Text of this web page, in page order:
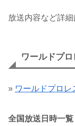
放送内容など詳
ワールドプ
» ワールドプロレ
全国放送日時一